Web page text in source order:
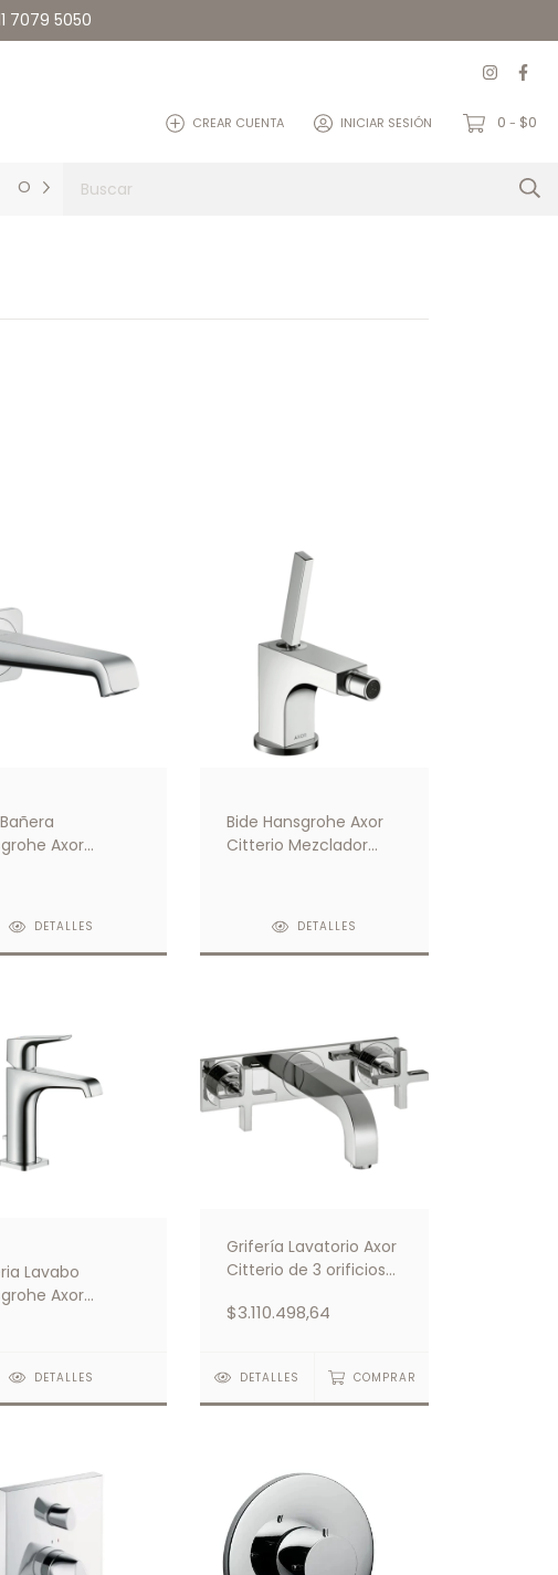
7079 5050
CREAR CUENTA INICIAR SESIÓN 0 - $0
Outlet Quienes somos
Axor
DETALLES
Bide Hansgrohe Axor
Citterio Mezclador
DETALLES
Lavabo
Axor
De Palanca
DETALLES
Grifería Lavatorio Axor
Citterio de 3 orificios
empotrada
$3.110.498,64
DETALLES COMPRAR